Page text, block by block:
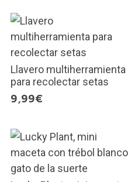
Llavero multiherramienta
para recolectar setas
9,99€